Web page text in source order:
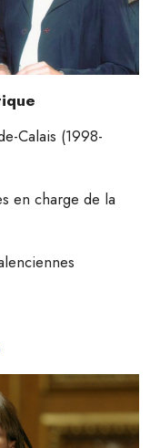
Calais (1998-
en charge de la